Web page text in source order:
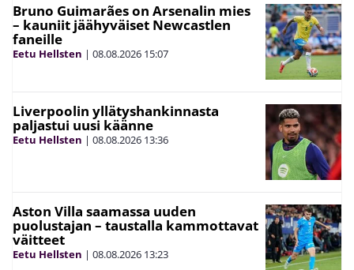
Bruno Guimarães on Arsenalin mies
– kauniit jäähyväiset Newcastlen
faneille
Eetu Hellsten | 08.08.2026 15:07
Liverpoolin yllätyshankinnasta
paljastui uusi käänne
Eetu Hellsten | 08.08.2026 13:36
Aston Villa saamassa uuden
puolustajan – taustalla kammottavat
väitteet
Eetu Hellsten | 08.08.2026 13:23